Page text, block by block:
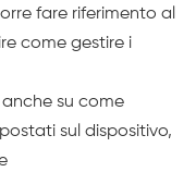
fare riferimento al
come gestire i
anche su come
sul dispositivo,